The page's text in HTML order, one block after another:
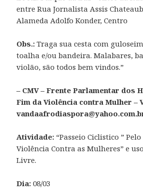
entre Rua Jornalista Assis
Alameda Adolfo Konder, Centro
Obs.: Traga sua cesta com
toalha e/ou bandeira. Malabares,
violão, são todos bem vindos.”
– CMV – Frente Parlamentar dos
Fim da Violência contra Mulher –
Atividade: “Passeio Ciclistico ”
Violência Contra as Mulheres” e
Livre.
Dia: 08/03